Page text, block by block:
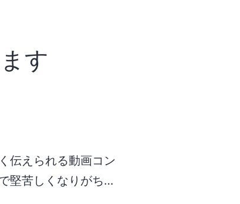
す
伝えられる動画コン
堅苦しくなりがち…